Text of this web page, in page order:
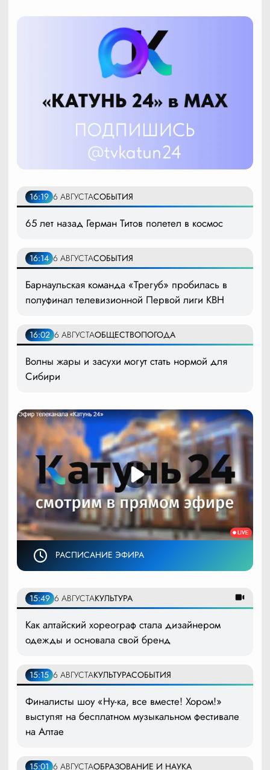
16:19 6 АВГУСТАСОБЫТИЯ
65 лет назад Герман Титов полетел в космос
16:14 6 АВГУСТАСОБЫТИЯ
Барнаульская команда «Трегуб» пробилась в
полуфинал телевизионной Первой лиги КВН
16:02 6 АВГУСТАОБЩЕСТВОПОГОДА
Волны жары и засухи могут стать нормой для
Сибири
РАСПИСАНИЕ ЭФИРА
15:49 6 АВГУСТАКУЛЬТУРА
Как алтайский хореограф стала дизайнером
одежды и основала свой бренд
15:15 6 АВГУСТАКУЛЬТУРАСОБЫТИЯ
Финалисты шоу «Ну-ка, все вместе! Хором!»
выступят на бесплатном музыкальном фестивале
на Алтае
15:01 6 АВГУСТАОБРАЗОВАНИЕ И НАУКА